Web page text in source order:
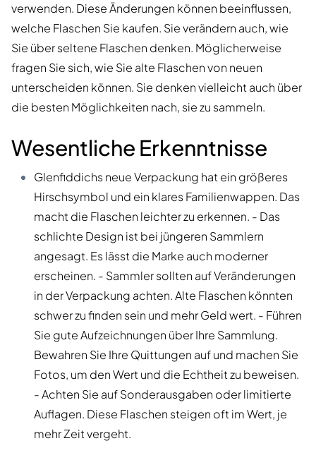
verwenden. Diese Änderungen können beeinflussen,
welche Flaschen Sie kaufen. Sie verändern auch, wie
Sie über seltene Flaschen denken. Möglicherweise
fragen Sie sich, wie Sie alte Flaschen von neuen
unterscheiden können. Sie denken vielleicht auch über
die besten Möglichkeiten nach, sie zu sammeln.
Wesentliche Erkenntnisse
Glenfiddichs neue Verpackung hat ein größeres
Hirschsymbol und ein klares Familienwappen. Das
macht die Flaschen leichter zu erkennen. - Das
schlichte Design ist bei jüngeren Sammlern
angesagt. Es lässt die Marke auch moderner
erscheinen. - Sammler sollten auf Veränderungen
in der Verpackung achten. Alte Flaschen könnten
schwer zu finden sein und mehr Geld wert. - Führen
Sie gute Aufzeichnungen über Ihre Sammlung.
Bewahren Sie Ihre Quittungen auf und machen Sie
Fotos, um den Wert und die Echtheit zu beweisen.
- Achten Sie auf Sonderausgaben oder limitierte
Auflagen. Diese Flaschen steigen oft im Wert, je
mehr Zeit vergeht.